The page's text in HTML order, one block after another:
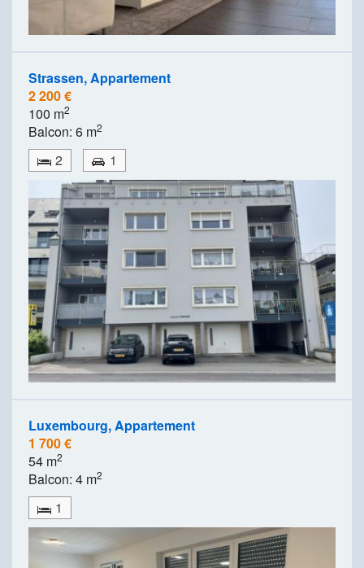
Strassen, Appartement
2 200 €
100 m2
Balcon: 6 m2
2 1
Luxembourg, Appartement
1 700 €
54 m2
Balcon: 4 m2
1